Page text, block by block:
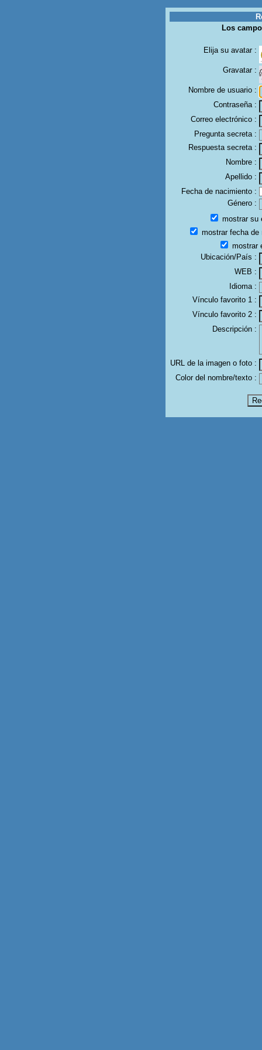
Los
Elija su avatar :
Gravatar :
Nombre de usuario :
Contraseña :
Correo electrónico :
Pregunta secreta :
Respuesta secreta :
Nombre :
Apellido :
Fecha de nacimiento :
Género :
mostrar su
mostrar fecha de
mostrar
Ubicación/País :
WEB :
Idioma :
Vínculo favorito 1 :
Vínculo favorito 2 :
Descripción :
URL de la imagen o foto :
Color del nombre/texto :